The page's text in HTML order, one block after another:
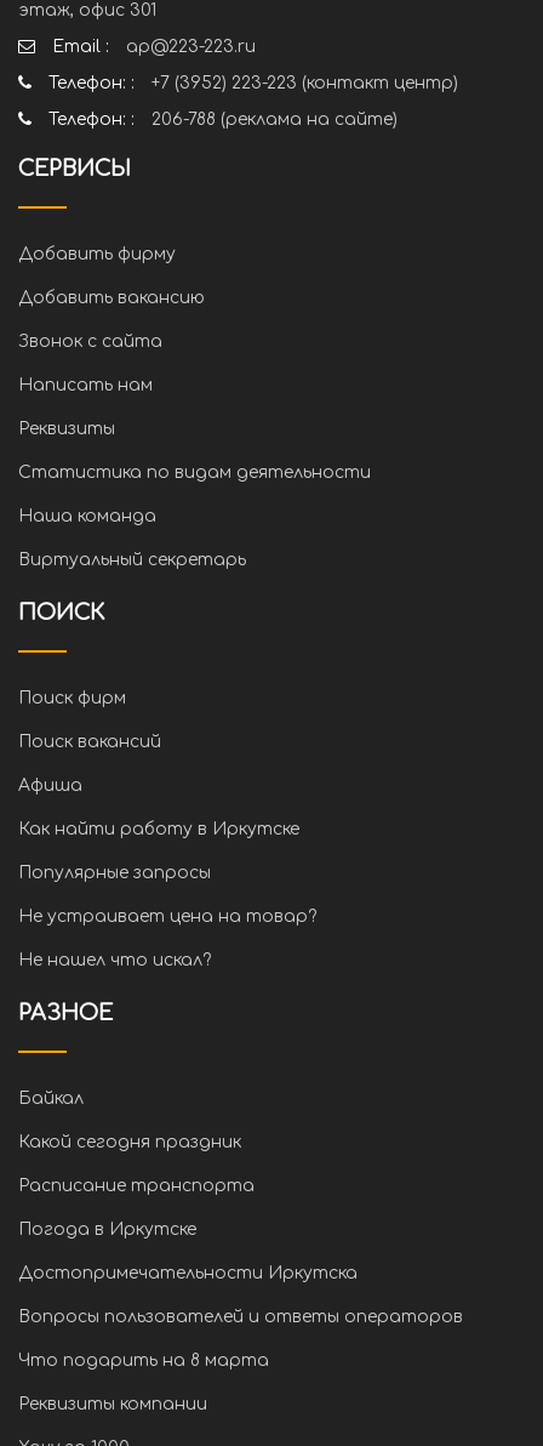
этаж, офис 301
Email :
ap@223-223.ru
Телефон: :
+7 (3952) 223-223 (контакт центр)
Телефон: :
206-788 (реклама на сайте)
СЕРВИСЫ
Добавить фирму
Добавить вакансию
Звонок с сайта
Написать нам
Реквизиты
Статистика по видам деятельности
Наша команда
Виртуальный секретарь
ПОИСК
Поиск фирм
Поиск вакансий
Афиша
Как найти работу в Иркутске
Популярные запросы
Не устраивает цена на товар?
Не нашел что искал?
РАЗНОЕ
Байкал
Какой сегодня праздник
Расписание транспорта
Погода в Иркутске
Достопримечательности Иркутска
Вопросы пользователей и ответы операторов
Что подарить на 8 марта
Реквизиты компании